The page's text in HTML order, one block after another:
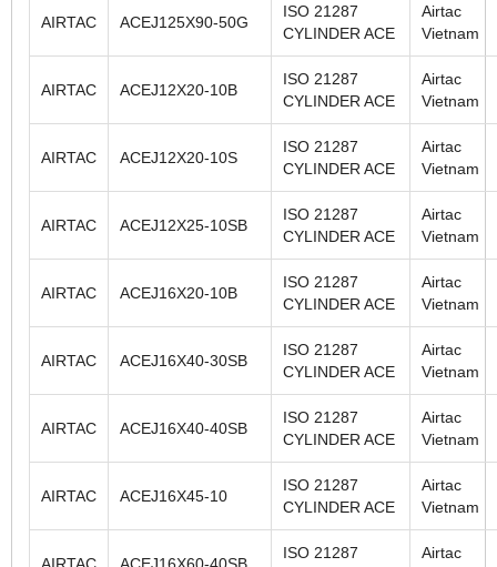
AIRTAC ACEJ125X90-50G
ISO 21287
CYLINDER ACE
Airtac
Vietnam
AIRTAC ACEJ12X20-10B
ISO 21287
CYLINDER ACE
Airtac
Vietnam
AIRTAC ACEJ12X20-10S
ISO 21287
CYLINDER ACE
Airtac
Vietnam
AIRTAC ACEJ12X25-10SB
ISO 21287
CYLINDER ACE
Airtac
Vietnam
AIRTAC ACEJ16X20-10B
ISO 21287
CYLINDER ACE
Airtac
Vietnam
AIRTAC ACEJ16X40-30SB
ISO 21287
CYLINDER ACE
Airtac
Vietnam
AIRTAC ACEJ16X40-40SB
ISO 21287
CYLINDER ACE
Airtac
Vietnam
AIRTAC ACEJ16X45-10
ISO 21287
CYLINDER ACE
Airtac
Vietnam
ISO 21287
Airtac